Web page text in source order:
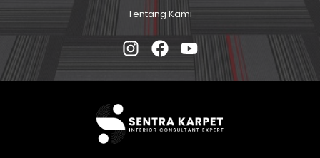
Tentang Kami